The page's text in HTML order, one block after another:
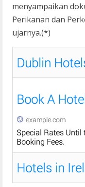
menyampaikan
Perikanan dan
ujarnya.(*)